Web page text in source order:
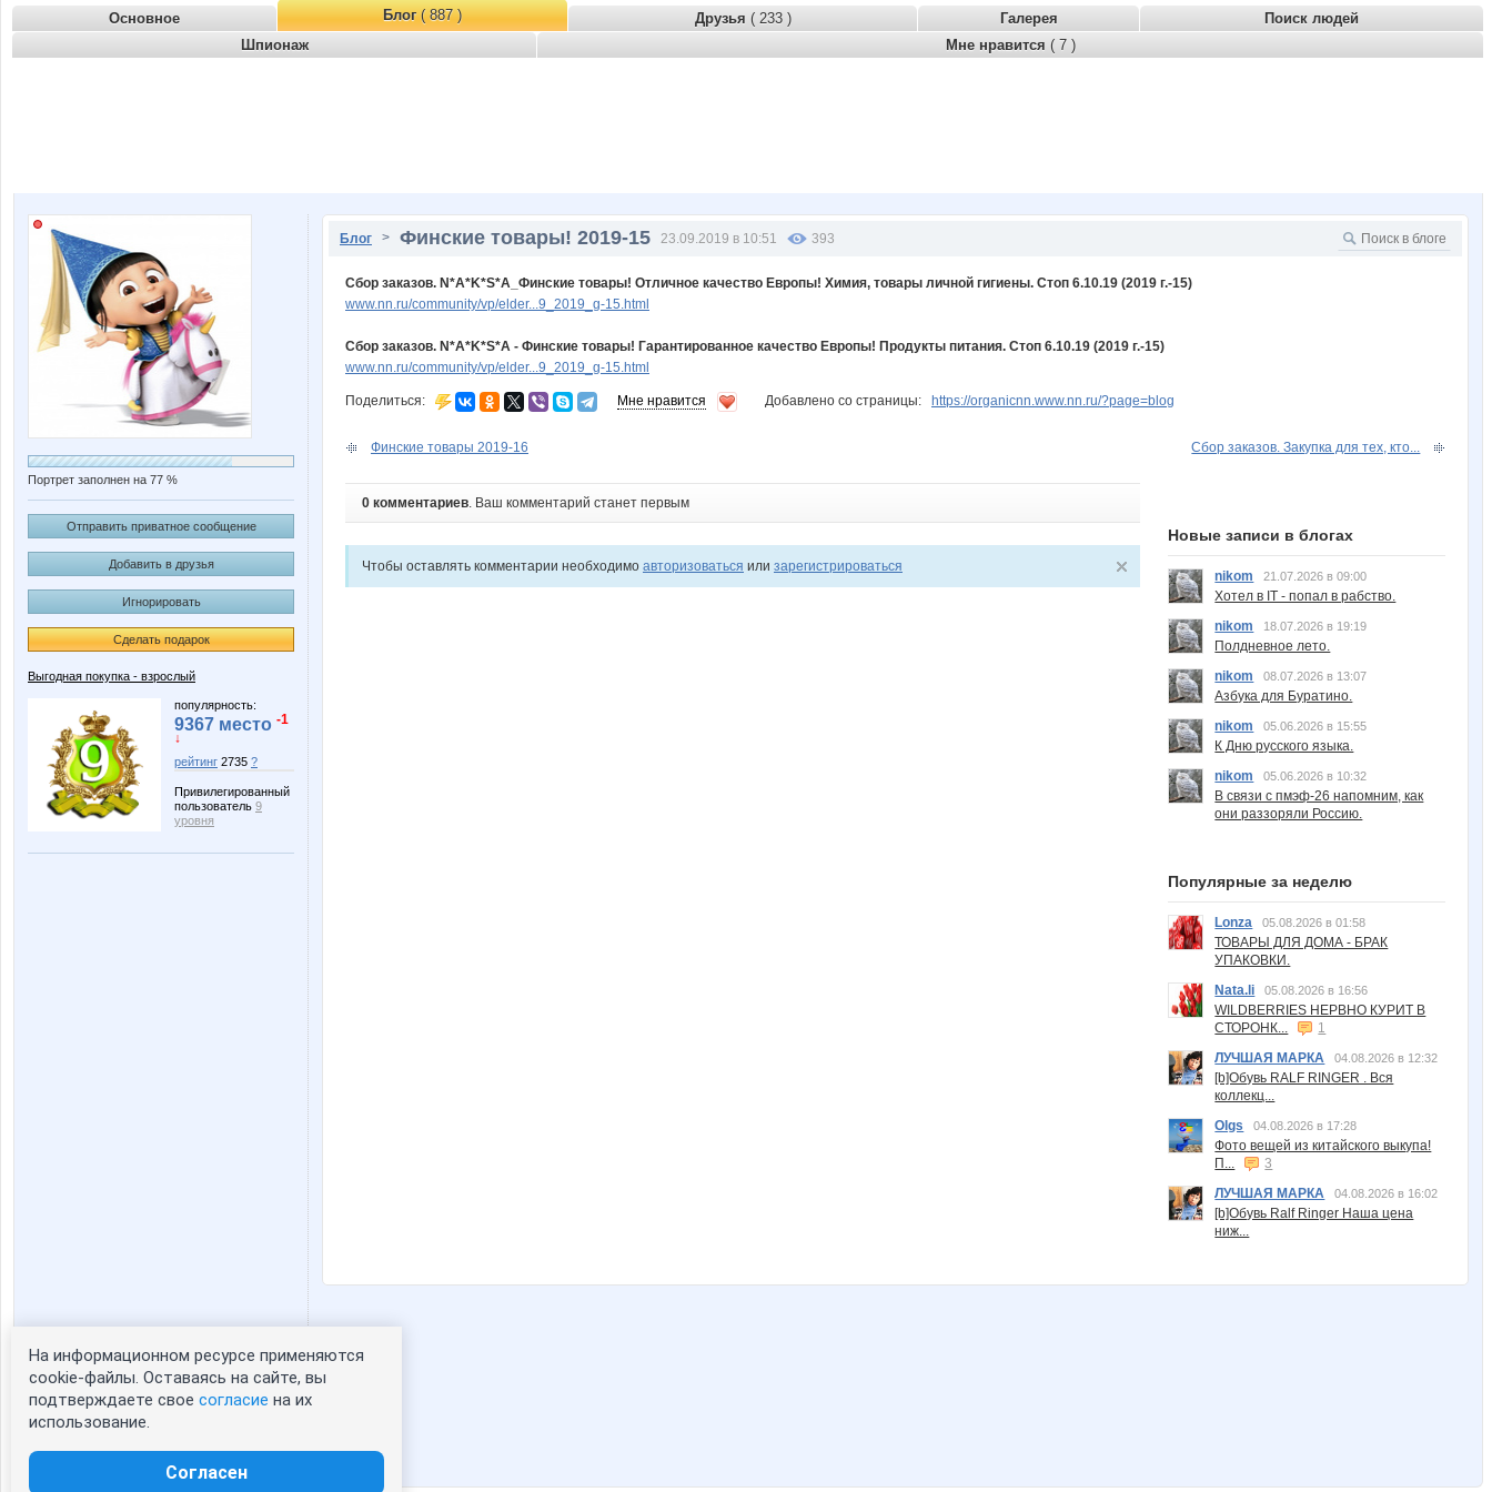
Основное Блог( 887 ) Друзья ( 233 ) Галерея
Поиск людей
Шпионаж
Мне нравится ( 7 )
Портрет заполнен на 77 %
Отправить приватное сообщение
Добавить в друзья
Игнорировать
Сделать подарок
Выгодная покупка - взрослый
популярность:
9367 место -1
↓
рейтинг 2735 ?
Привилегированный
пользователь 9
уровня
Статистика портрета:
сейчас просматривают портрет - 0
зарегистрированные пользователи
Блог > Финские товары! 2019-15 23.09.2019 в 10:51 393
Сбор заказов. N*A*K*S*A_Финские товары! Отличное качество Европы! Химия, товары личной гигиены. Стоп 6.10.19 (2019 г.-15)
www.nn.ru/community/vp/elder...9_2019_g-15.html
Сбор заказов. N*A*K*S*A - Финские товары! Гарантированное качество Европы! Продукты питания. Стоп 6.10.19 (2019 г.-15)
www.nn.ru/community/vp/elder...9_2019_g-15.html
Поделиться: Мне нравится Добавлено со страницы: https://organicnn.www.nn.ru/?page=blog
Финские товары 2019-16 Сбор заказов. Закупка для тех, кто...
0 комментариев. Ваш комментарий станет первым
Чтобы оставлять комментарии необходимо авторизоваться или зарегистрироваться
Новые записи в блогах
nikom 21.07.2026 в 09:00
Хотел в IT - попал в рабство.
nikom
18.07.2026 в 19:19
Полдневное лето.
nikom
08.07.2026 в 13:07
Азбука для Буратино.
nikom
05.06.2026 в 15:55
К Дню русского языка.
nikom
05.06.2026 в 10:32
В связи с пмэф-26 напомним, как
они раззоряли Россию.
Популярные за неделю
Lonza 05.08.2026 в 01:58
ТОВАРЫ ДЛЯ ДОМА - БРАК
УПАКОВКИ.
Nata.li
05.08.2026 в 16:56
WILDBERRIES НЕРВНО КУРИТ В
СТОРОНК...
1
ЛУЧШАЯ МАРКА
04.08.2026 в 12:32
[b]Обувь RALF RINGER . Вся
коллекц...
Olgs
04.08.2026 в 17:28
Фото вещей из китайского выкупа!
П...
3
ЛУЧШАЯ МАРКА
04.08.2026 в 16:02
[b]Обувь Ralf Ringer Наша цена
ниж...
На информационном ресурсе применяются
cookie-файлы. Оставаясь на сайте, вы
подтверждаете свое согласие на их
использование.
Согласен